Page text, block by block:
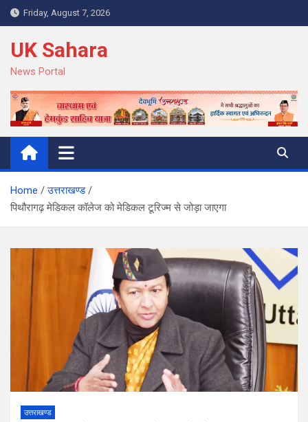
Skip
to
content
Friday, August 7, 2026
UK Sahara
News Portal
Home
उत्तराखण्ड
पिथौरागढ़ मेडिकल कॉलेज को मेडिकल टूरिज्म से जोड़ा जाएगा
उत्तराखण्ड